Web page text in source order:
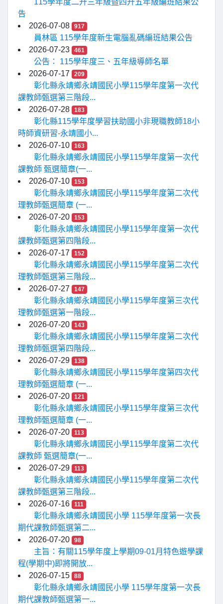
115學年度二升三年級暨四升五年級編班結果公
告
2026-07-08
917
員林區 115學年度新生電腦亂碼編班結果公告
2026-07-23
461
公告： 115學年度三、五年級導師名單
2026-07-17
209
彰化縣永靖鄉永靖國民小學115學年度第一次代
課教師甄選第三階段...
2026-07-28
183
彰化縣115學年度學習扶助國小非現職教師18小
時師資研習-永靖國小...
2026-07-10
163
彰化縣永靖鄉永靖國民小學115學年度第一次代
課教師 甄選簡章(一...
2026-07-10
153
彰化縣永靖鄉永靖國民小學115學年度第二次代
理教師甄選簡章 (一...
2026-07-20
153
彰化縣永靖鄉永靖國民小學115學年度第一次代
課教師甄選第四階段...
2026-07-17
152
彰化縣永靖鄉永靖國民小學115學年度第二次代
理教師甄選第三階段...
2026-07-27
147
彰化縣永靖鄉永靖國民小學115學年度第三次代
理教師甄選第一階段...
2026-07-20
143
彰化縣永靖鄉永靖國民小學115學年度第二次代
理教師甄選第四階段...
2026-07-29
138
彰化縣永靖鄉永靖國民小學115學年度第四次代
理教師甄選簡章 (一...
2026-07-20
121
彰化縣永靖鄉永靖國民小學115學年度第三次代
理教師甄選簡章 (一...
2026-07-20
113
彰化縣永靖鄉永靖國民小學115學年度第二次代
課教師 甄選簡章(一...
2026-07-29
113
彰化縣永靖鄉永靖國民小學115學年度第二次代
課教師甄選第三階段...
2026-07-16
111
彰化縣永靖鄉永靖國民小學 115學年度第一次長
期代課教師甄選第二...
2026-07-20
98
主旨：有關115學年度上學期09-01月特色遊學課
程(學期中)即將開放...
2026-07-15
88
彰化縣永靖鄉永靖國民小學 115學年度第一次長
期代課教師甄選第一...